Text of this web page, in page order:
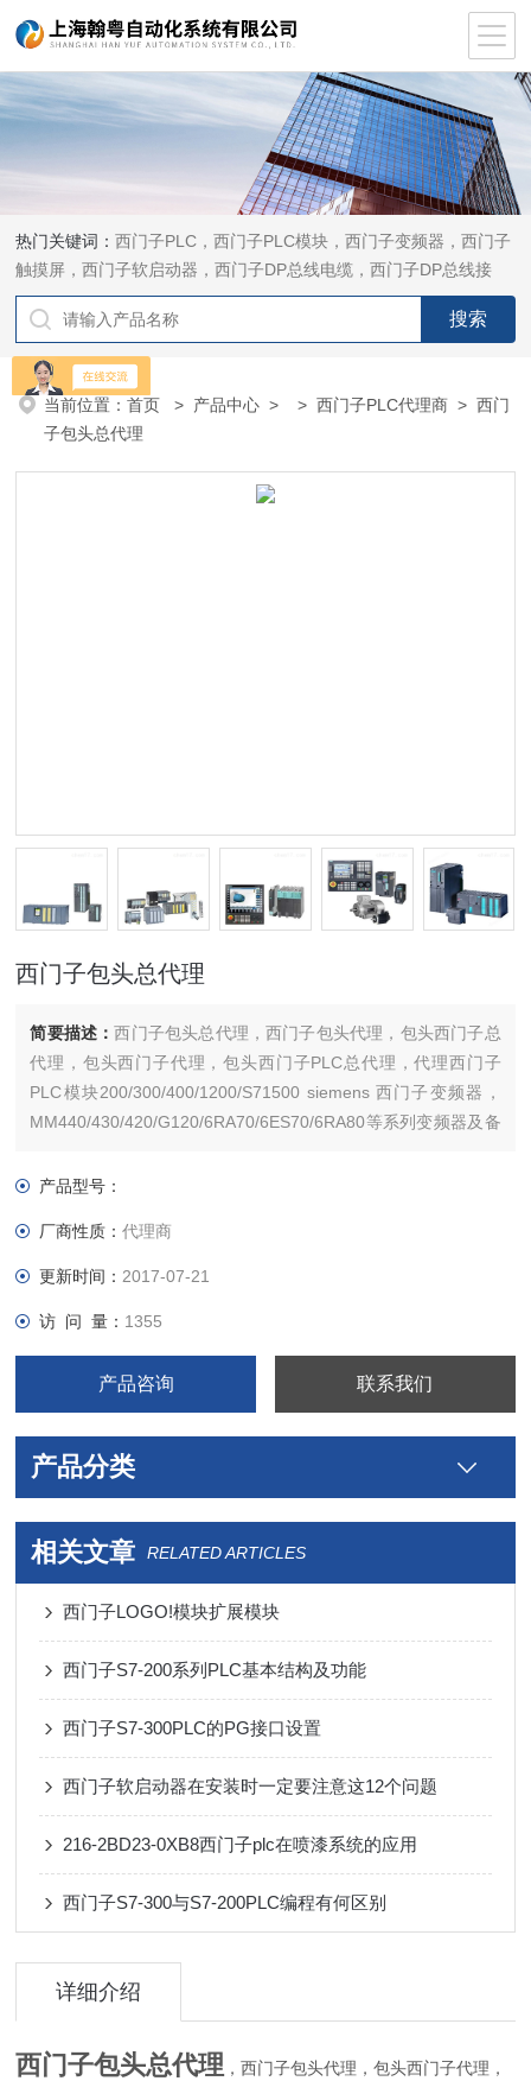
热门关键词：西门子PLC，西门子PLC模块，西门子变频器，西门子
触摸屏，西门子软启动器，西门子DP总线电缆，西门子DP总线接
头，西门子CP通讯网卡，西门子数控系统及停产备件
当前位置：首页 > 产品中心 > >西门子PLC代理商 > 西门
子包头总代理
西门子包头总代理
简要描述：西门子包头总代理，西门子包头代理，包头西门子总
代理，包头西门子代理，包头西门子PLC总代理，代理西门子
PLC模块200/300/400/1200/S71500 siemens 西门子变频器，
MM440/430/420/G120/6RA70/6ES70/6RA80等系列变频器及备
数控伺服，西门子传动，西门子楼宇，西门子工控系列模块，
产品型号：
厂商性质：代理商
更新时间： 2017-07-21
访 问 量： 1355
产品咨询 联系我们
产品分类
相关文章 RELATED ARTICLES
西门子LOGO!模块扩展模块
西门子S7-200系列PLC基本结构及功能
西门子S7-300PLC的PG接口设置
西门子软启动器在安装时一定要注意这12个问题
216-2BD23-0XB8西门子plc在喷漆系统的应用
西门子S7-300与S7-200PLC编程有何区别
详细介绍
西门子包头总代理 ，西门子包头代理，包头西门子代理，